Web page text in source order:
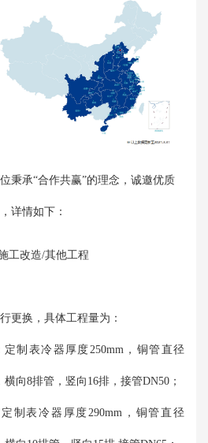
秉承“合作共赢”的理念，诚邀优质
详情如下：
工改造/其他工程
更换，具体工程量为：
制表冷器厚度250mm，铜管直径
横向8排管，竖向16排，接管DN50；
制表冷器厚度290mm，铜管直径